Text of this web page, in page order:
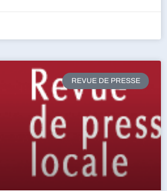
REVUE DE PRESSE